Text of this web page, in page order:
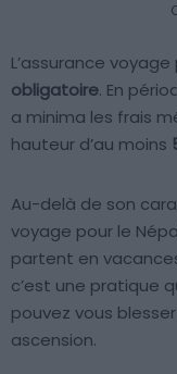
L’assurance
obligatoire. En
a minima les frais
hauteur d’au moins
Au-delà de son
voyage pour le
partent en
c’est une pratique
pouvez vous
ascension.